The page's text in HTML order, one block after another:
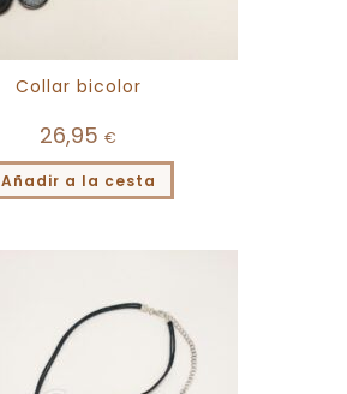
Collar bicolor
26,95 €
Añadir a la cesta